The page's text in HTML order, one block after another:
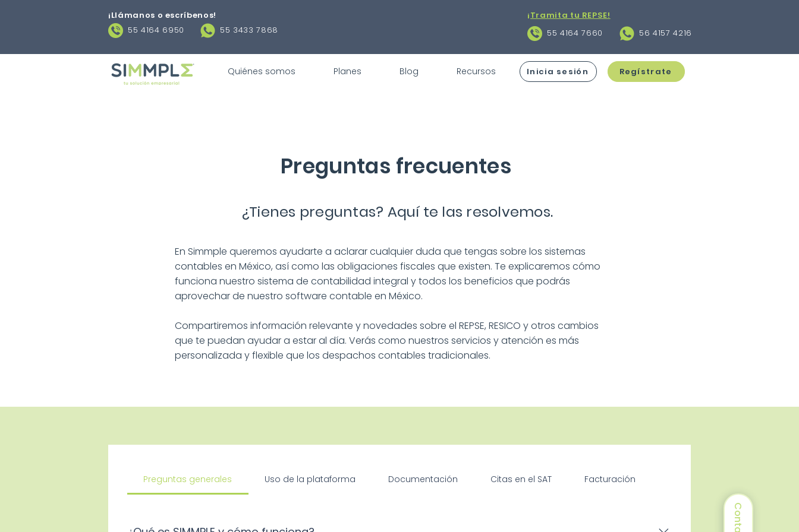
¡Llámanos o escríbenos!
55 4164 6950
55 3433 7868
¡Tramita tu REPSE!
55 4164 7660
56 4157 4216
Quiénes somos Planes Blog Recursos Inicia sesión Regístrate
Preguntas generales Uso de la plataforma Documentación Citas en el SAT Facturación
Preguntas frecuentes
¿Tienes preguntas? Aquí te las resolvemos.
En Simmple queremos ayudarte a aclarar cualquier duda que tengas sobre los sistemas
contables en México, así como las obligaciones fiscales que existen. Te explicaremos cómo
funciona nuestro sistema de contabilidad integral y todos los beneficios que podrás
aprovechar de nuestro software contable en México.
Compartiremos información relevante y novedades sobre el REPSE, RESICO y otros cambios
que te puedan ayudar a estar al día. Verás como nuestros servicios y atención es más
personalizada y flexible que los despachos contables tradicionales.